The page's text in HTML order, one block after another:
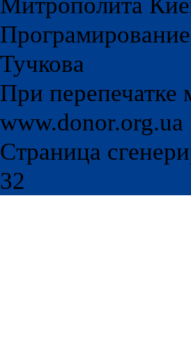
Тучкова
При перепечатке
www.donor.org.ua
Страница
32